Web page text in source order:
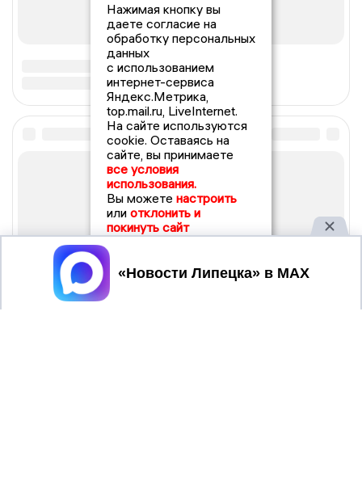
Нажимая кнопку вы
даете согласие на
обработку персональных
данных
с использованием
интернет-сервиса
Яндекс.Метрика,
top.mail.ru, LiveInternet.
На сайте используются
cookie. Оставаясь на
сайте, вы принимаете
все условия
использования.
Вы можете настроить
или отклонить и
покинуть сайт
Принять